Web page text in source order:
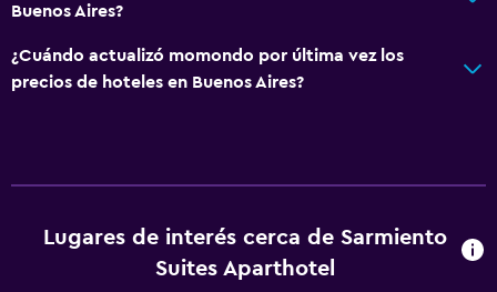
Buenos Aires?
¿Cuándo actualizó momondo por última vez los
precios de hoteles en Buenos Aires?
Lugares de interés cerca de Sarmiento
Suites Aparthotel